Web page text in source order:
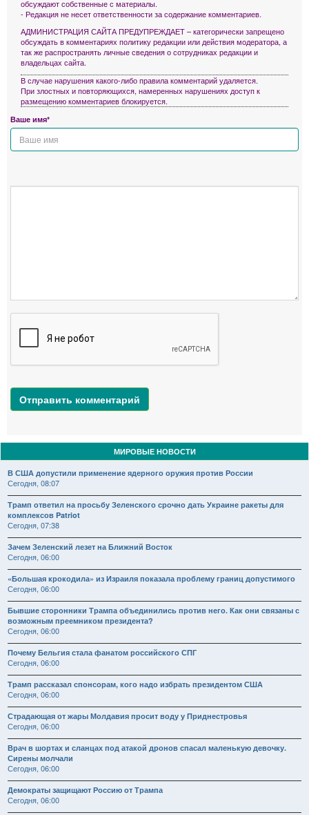
обсуждают собственные с материалы.
- Редакция не несет ответственности за содержание комментариев.
АДМИНИСТРАЦИЯ САЙТА ПРЕДУПРЕЖДАЕТ – категорически запрещено
обсуждать в комментариях политику редакции или действия модератора, а
так же распространять личные сведения о сотрудниках редакции и
владельцах сайта.
В случае нарушения какого-либо правила комментарий удаляется.
При злостных и повторяющихся, намеренных нарушениях доступ к
размещению комментариев блокируется.
Ваше имя*
Отправить комментарий
МИРОВЫЕ НОВОСТИ
В США допустили применение ядерного оружия против России
Сегодня, 08:07
Трамп ответил на просьбу Зеленского срочно дать Украине ракеты для
комплексов Patriot
Сегодня, 07:38
Зачем Зеленский лезет на Ближний Восток
Сегодня, 06:00
«Большая крокодила» из Израиля показала проблему границ допустимого
Сегодня, 06:00
Бывшие сторонники Трампа объединились против него. Как они связаны с
возможным преемником президента?
Сегодня, 06:00
Почему Бельгия стала фанатом российского СПГ
Сегодня, 06:00
Трамп рассказал спонсорам, кого надо избрать президентом США
Сегодня, 06:00
Страдающая от жары Молдавия просит воду у Приднестровья
Сегодня, 06:00
Врач в шортах и сланцах под атакой дронов спасал маленькую девочку.
Сирены молчали
Сегодня, 06:00
Демократы защищают Россию от Трампа
Сегодня, 06:00